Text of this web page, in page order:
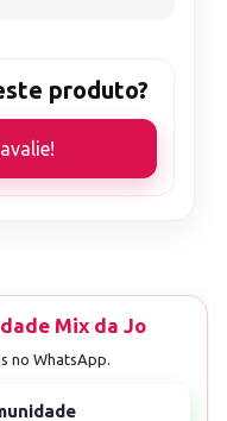
produto?